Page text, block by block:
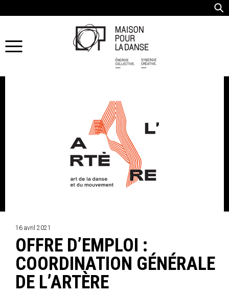
16 avril 2021
OFFRE D’EMPLOI :
COORDINATION GÉNÉRALE
DE L’ARTÈRE